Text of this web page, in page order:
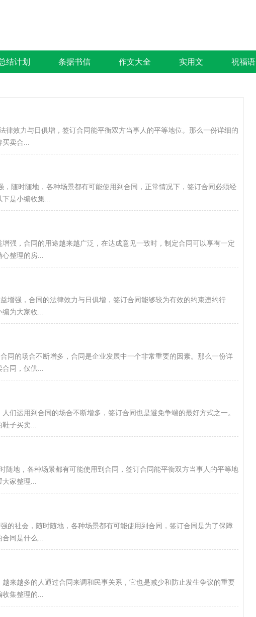
结计划 条据书信 作文大全 实用文 祝福语
律效力与日俱增，签订合同能平衡双方当事人的平等地位。那么一份详细的
买卖合...
随时随地，各种场景都有可能使用到合同，正常情况下，签订合同必须经
下是小编收集...
强，合同的用途越来越广泛，在达成意见一致时，制定合同可以享有一定
心整理的房...
增强，合同的法律效力与日俱增，签订合同能够较为有效的约束违约行
编为大家收...
同的场合不断增多，合同是企业发展中一个非常重要的因素。那么一份详
合同，仅供...
们运用到合同的场合不断增多，签订合同也是避免争端的最好方式之一。
鞋子买卖...
随地，各种场景都有可能使用到合同，签订合同能平衡双方当事人的平等地
大家整理...
的社会，随时随地，各种场景都有可能使用到合同，签订合同是为了保障
合同是什么...
来越多的人通过合同来调和民事关系，它也是减少和防止发生争议的重要
收集整理的...